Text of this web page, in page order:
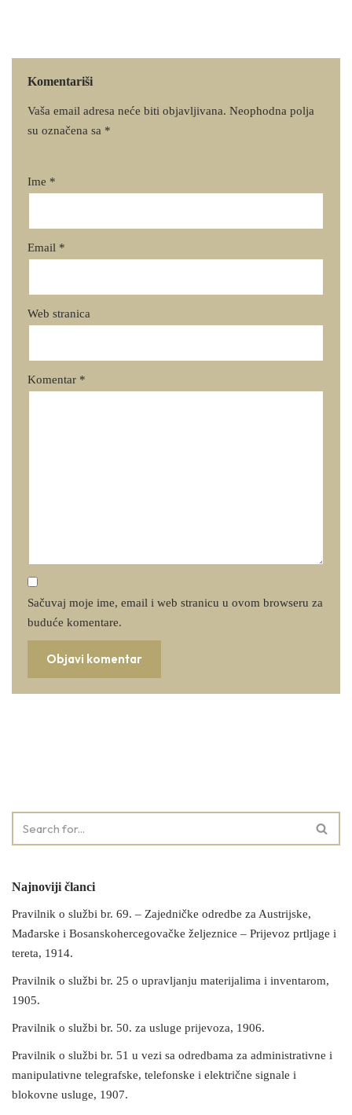
Komentariši
Vaša email adresa neće biti objavljivana. Neophodna polja
su označena sa *
Ime *
Email *
Web stranica
Komentar *
Sačuvaj moje ime, email i web stranicu u ovom browseru za
buduće komentare.
Najnoviji članci
Pravilnik o službi br. 69. – Zajedničke odredbe za Austrijske,
Mađarske i Bosanskohercegovačke željeznice – Prijevoz prtljage i
tereta, 1914.
Pravilnik o službi br. 25 o upravljanju materijalima i inventarom,
1905.
Pravilnik o službi br. 50. za usluge prijevoza, 1906.
Pravilnik o službi br. 51 u vezi sa odredbama za administrativne i
manipulativne telegrafske, telefonske i električne signale i
blokovne usluge, 1907.